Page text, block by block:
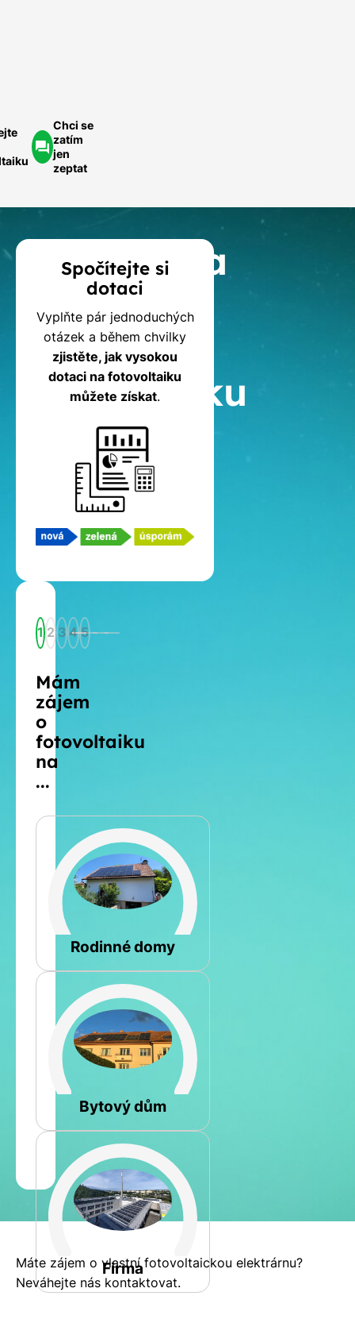
Chci se
zatím
jen
zeptat
Kalkulačka
dotací
na
fotovoltaiku
Spočítejte si
dotaci
Vyplňte pár jednoduchých
otázek a během chvilky
zjistěte, jak vysokou
dotaci na fotovoltaiku
můžete získat.
1 2 3 4 5
Mám
zájem
o
fotovoltaiku
na
...
Rodinné domy
Bytový dům
Firma
Šikmá
Jiná
Spočítat
kalkulaci
Jméno
a
příjmení
Telefon
Máte zájem o vlastní fotovoltaickou elektrárnu?
Neváhejte nás kontaktovat.